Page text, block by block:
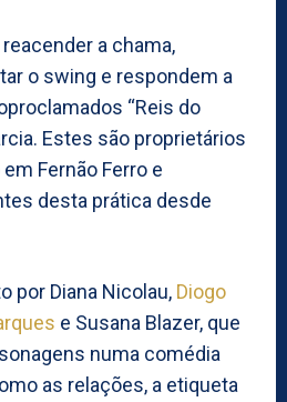
a chama,
o swing e respondem a
“Reis do
Estes são proprietários
Fernão Ferro e
desta prática desde
por Diana Nicolau, Diogo
e Susana Blazer, que
numa comédia
as relações, a etiqueta